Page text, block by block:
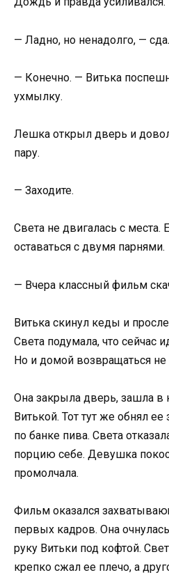
— Ладно, но ненадолго, —
— Конечно. — Витька
ухмылку.
Лешка открыл дверь и
пару.
— Заходите.
Света не двигалась с места.
оставаться с двумя парнями.
— Вчера классный фильм
Витька скинул кеды и
Света подумала, что сейчас
Но и домой возвращаться не
Она закрыла дверь, зашла в
Витькой. Тот тут же обнял
по банке пива. Света
порцию себе. Девушка
промолчала.
Фильм оказался
первых кадров. Она
руку Витьки под кофтой.
крепко сжал ее плечо, а